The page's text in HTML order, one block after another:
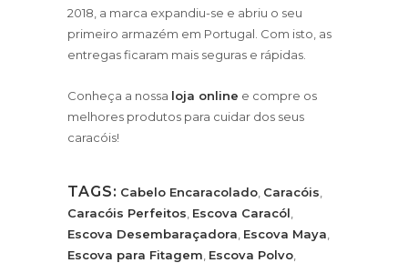
2018, a marca expandiu-se e abriu o seu
primeiro armazém em Portugal. Com isto, as
entregas ficaram mais seguras e rápidas.
Conheça a nossa loja online e compre os
melhores produtos para cuidar dos seus
caracóis!
TAGS: Cabelo Encaracolado Caracóis
Caracóis Perfeitos Escova Caracól
Escova Desembaraçadora Escova Maya
Escova para Fitagem Escova Polvo